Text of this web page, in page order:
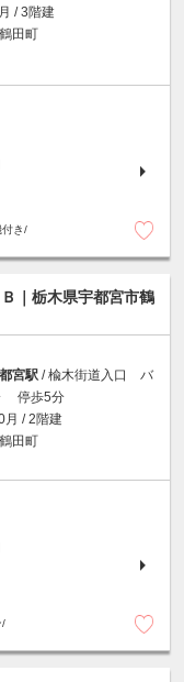
/ 3階建
田町
付き/
｜栃木県宇都宮市鶴
宮駅 / 楡木街道入口 バ
停歩5分
月 / 2階建
田町
/